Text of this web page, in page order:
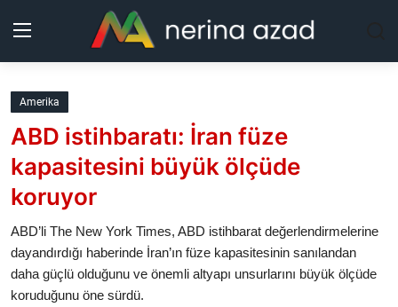
Kurdistan
Bölgeler
Yaşam
Güncel
Analiz
Amerika
ABD istihbaratı: İran füze
kapasitesini büyük ölçüde
koruyor
ABD’li The New York Times, ABD istihbarat değerlendirmelerine
dayandırdığı haberinde İran’ın füze kapasitesinin sanılandan
daha güçlü olduğunu ve önemli altyapı unsurlarını büyük ölçüde
koruduğunu öne sürdü.